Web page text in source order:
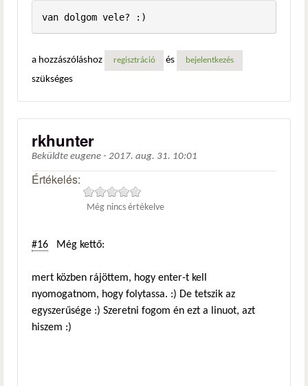
a hozzászóláshoz regisztráció és bejelentkezés
szükséges
rkhunter
Beküldte eugene - 2017. aug. 31. 10:01
Értékelés:
Még nincs értékelve
#16 Még kettő:
mert közben rájöttem, hogy enter-t kell
nyomogatnom, hogy folytassa. :) De tetszik az
egyszerűsége :) Szeretni fogom én ezt a linuot, azt
hiszem :)